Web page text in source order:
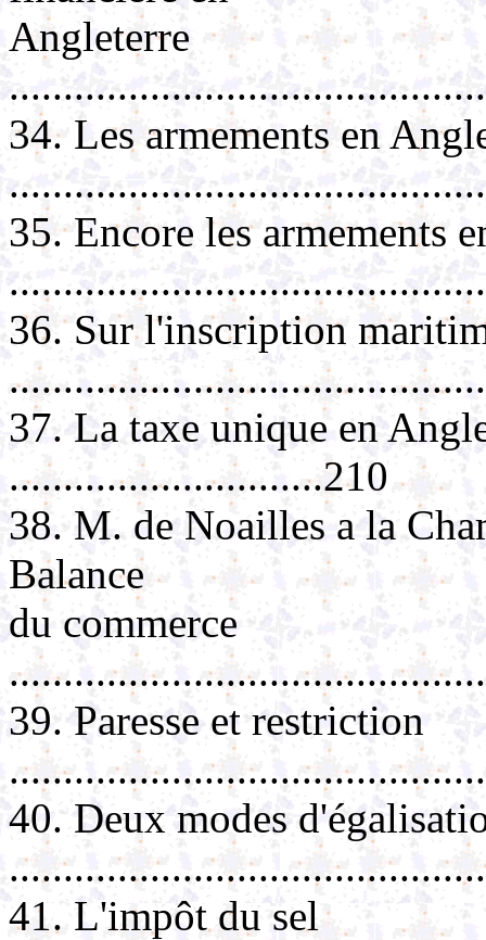
Angleterre
34. Les armements en
35. Encore les armements
36. Sur l'inscription
37. La taxe unique en
.............................210
38. M. de Noailles a la
Balance
du commerce
39. Paresse et restriction
40. Deux modes
41. L'impôt du sel